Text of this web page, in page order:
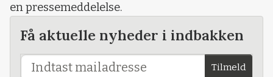
en pressemeddelelse.
Få aktuelle nyheder i indbakken
Tilmeld